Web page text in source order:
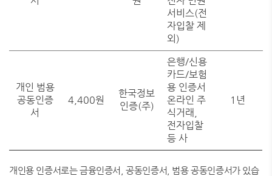
서비스(전
자입찰 제
외)
개인 범용
공동인증
서
4,400원
한국정보
인증(주)
은행/신용
카드/보험
용 인증서
온라인 주
식거래,
전자입찰
등 사
1년
개인용 인증서로는 금융인증서, 공동인증서, 범용 공동인증서가 있습